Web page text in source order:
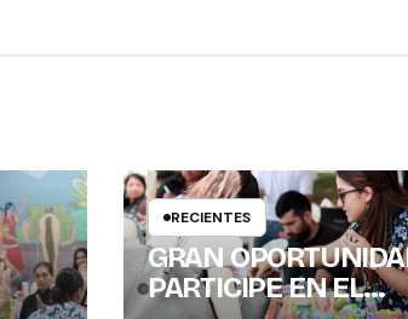
RECIENTES
GRAN
PARTICIPE EN EL